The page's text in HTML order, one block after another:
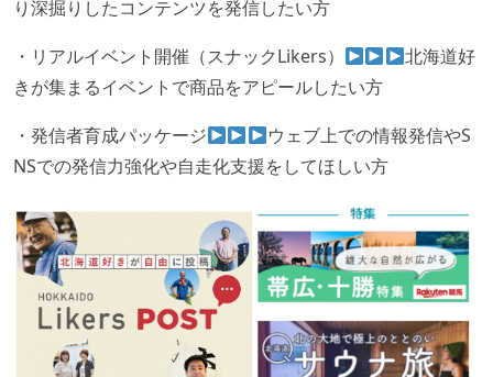
り深掘りしたコンテンツを発信したい方
・リアルイベント開催（スナックLikers）
北海道好
きが集まるイベントで商品をアピールしたい方
・発信者育成パッケージ
ウェブ上での情報発信やS
NSでの発信力強化や自走化支援をしてほしい方